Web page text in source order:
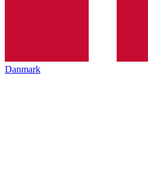
Danmark